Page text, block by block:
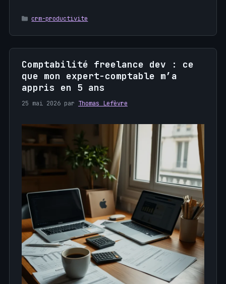
Catégories
crm-productivite
Comptabilité freelance dev : ce
que mon expert-comptable m’a
appris en 5 ans
25 mai 2026 par Thomas Lefèvre